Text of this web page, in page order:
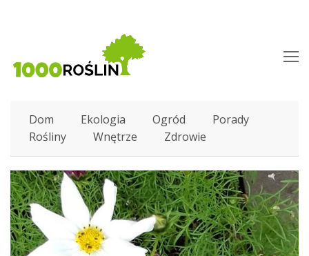
Dom Ekologia Ogród
Porady
Rośliny
Wnętrze Zdrowie